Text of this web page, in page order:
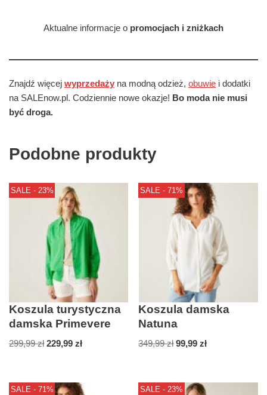
Aktualne informacje o promocjach i zniżkach
Znajdź więcej wyprzedaży na modną odzież, obuwie i dodatki
na SALEnow.pl. Codziennie nowe okazje! Bo moda nie musi
być droga.
Podobne produkty
SALE - 23%
Koszula turystyczna
damska Primevere
299,99zł 229,99 zł
SALE - 71%
Koszula damska
Natuna
349,99zł 99,99zł
SALE - 71% SALE - 23%